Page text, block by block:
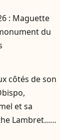
: Maguette
du
côtés de son
et sa
Lambret...
victoire du